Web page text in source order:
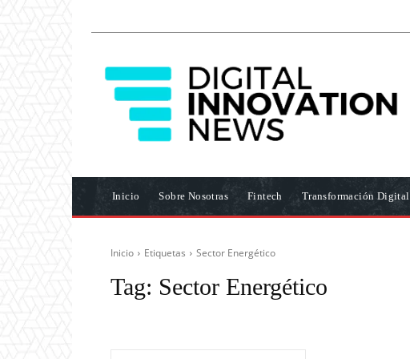
Inicio Sobre Nosotras Fintech Transformación Digital
Inicio Etiquetas Sector Energético
Tag: Sector Energético